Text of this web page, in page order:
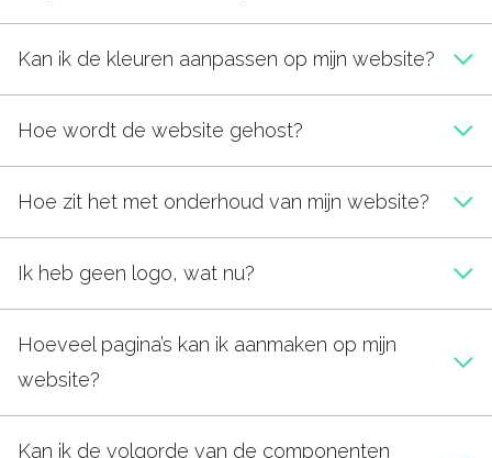
Kan ik de kleuren aanpassen op mijn website?
Hoe wordt de website gehost?
Hoe zit het met onderhoud van mijn website?
Ik heb geen logo, wat nu?
Hoeveel pagina’s kan ik aanmaken op mijn
website?
Kan ik de volgorde van de componenten